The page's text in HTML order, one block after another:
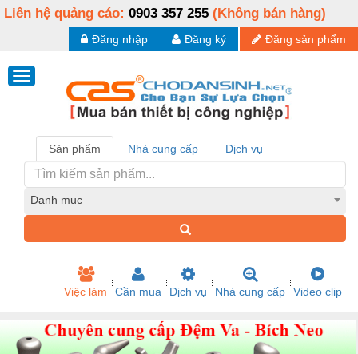
Liên hệ quảng cáo: 0903 357 255 (Không bán hàng)
Đăng sản phẩm
Đăng ký
Đăng nhập
Sản phẩm Nhà cung cấp Dịch vụ
Danh mục
Việc làm Cần mua Dịch vụ Nhà cung cấp Video clip